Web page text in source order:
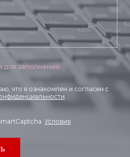
для заполнения
что я ознакомлен и согласен с
.
Условия